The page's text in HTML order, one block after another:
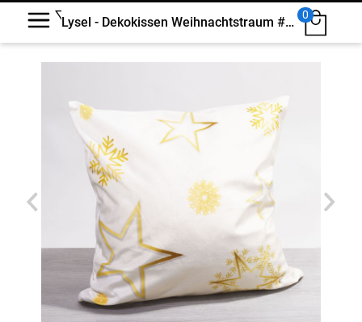
Lysel - Dekokissen Weihnachtstraum #1W
0